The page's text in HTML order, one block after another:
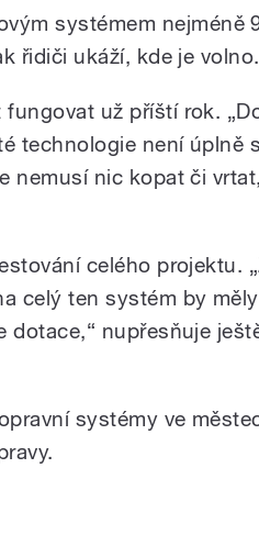
systémem nejméně
řidiči ukáží, kde je volno.
už příští rok.
technologie není úplně
nemusí nic kopat či
celého projektu.
celý ten systém by
dotace,“ nupřesňuje
systémy ve